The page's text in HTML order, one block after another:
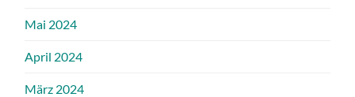
Mai 2024
April 2024
März 2024